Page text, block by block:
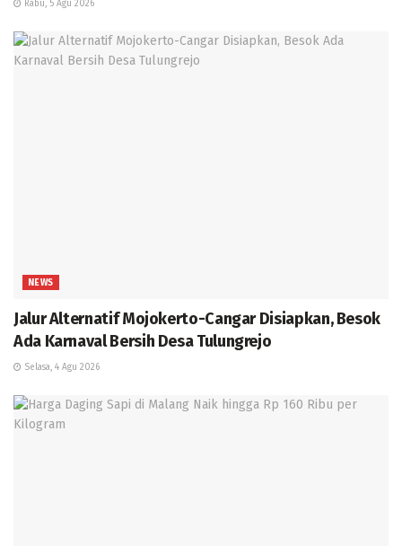
Rabu, 5 Agu 2026
NEWS
Jalur Alternatif Mojokerto-Cangar Disiapkan, Besok
Ada Karnaval Bersih Desa Tulungrejo
Selasa, 4 Agu 2026